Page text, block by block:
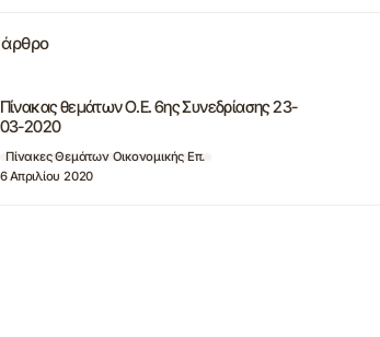
Πίνακας θεμάτων Ο.Ε. 6ης Συνεδρίασης 23-
03-2020
Πίνακες Θεμάτων Οικονομικής Επ.
6 Απριλίου 2020